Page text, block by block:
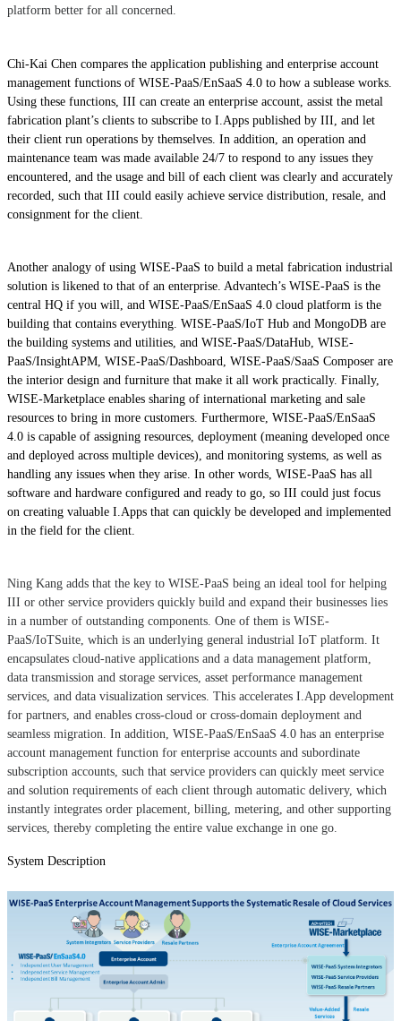
platform better for all concerned.
Chi-Kai Chen compares the application publishing and enterprise account
management functions of WISE-PaaS/EnSaaS 4.0 to how a sublease works.
Using these functions, III can create an enterprise account, assist the metal
fabrication plant’s clients to subscribe to I.Apps published by III, and let
their client run operations by themselves. In addition, an operation and
maintenance team was made available 24/7 to respond to any issues they
encountered, and the usage and bill of each client was clearly and accurately
recorded, such that III could easily achieve service distribution, resale, and
consignment for the client.
Another analogy of using WISE-PaaS to build a metal fabrication industrial
solution is likened to that of an enterprise. Advantech’s WISE-PaaS is the
central HQ if you will, and WISE-PaaS/EnSaaS 4.0 cloud platform is the
building that contains everything. WISE-PaaS/IoT Hub and MongoDB are
the building systems and utilities, and WISE-PaaS/DataHub, WISE-
PaaS/InsightAPM, WISE-PaaS/Dashboard, WISE-PaaS/SaaS Composer are
the interior design and furniture that make it all work practically. Finally,
WISE-Marketplace enables sharing of international marketing and sale
resources to bring in more customers. Furthermore, WISE-PaaS/EnSaaS
4.0 is capable of assigning resources, deployment (meaning developed once
and deployed across multiple devices), and monitoring systems, as well as
handling any issues when they arise. In other words, WISE-PaaS has all
software and hardware configured and ready to go, so III could just focus
on creating valuable I.Apps that can quickly be developed and implemented
in the field for the client.
Ning Kang adds that the key to WISE-PaaS being an ideal tool for helping
III or other service providers quickly build and expand their businesses lies
in a number of outstanding components. One of them is WISE-
PaaS/IoTSuite, which is an underlying general industrial IoT platform. It
encapsulates cloud-native applications and a data management platform,
data transmission and storage services, asset performance management
services, and data visualization services. This accelerates I.App development
for partners, and enables cross-cloud or cross-domain deployment and
seamless migration. In addition, WISE-PaaS/EnSaaS 4.0 has an enterprise
account management function for enterprise accounts and subordinate
subscription accounts, such that service providers can quickly meet service
and solution requirements of each client through automatic delivery, which
instantly integrates order placement, billing, metering, and other supporting
services, thereby completing the entire value exchange in one go.
System Description